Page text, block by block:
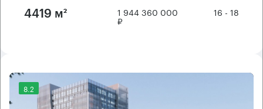
4419 м² 1 944 360 000
₽
16 - 18
8.2